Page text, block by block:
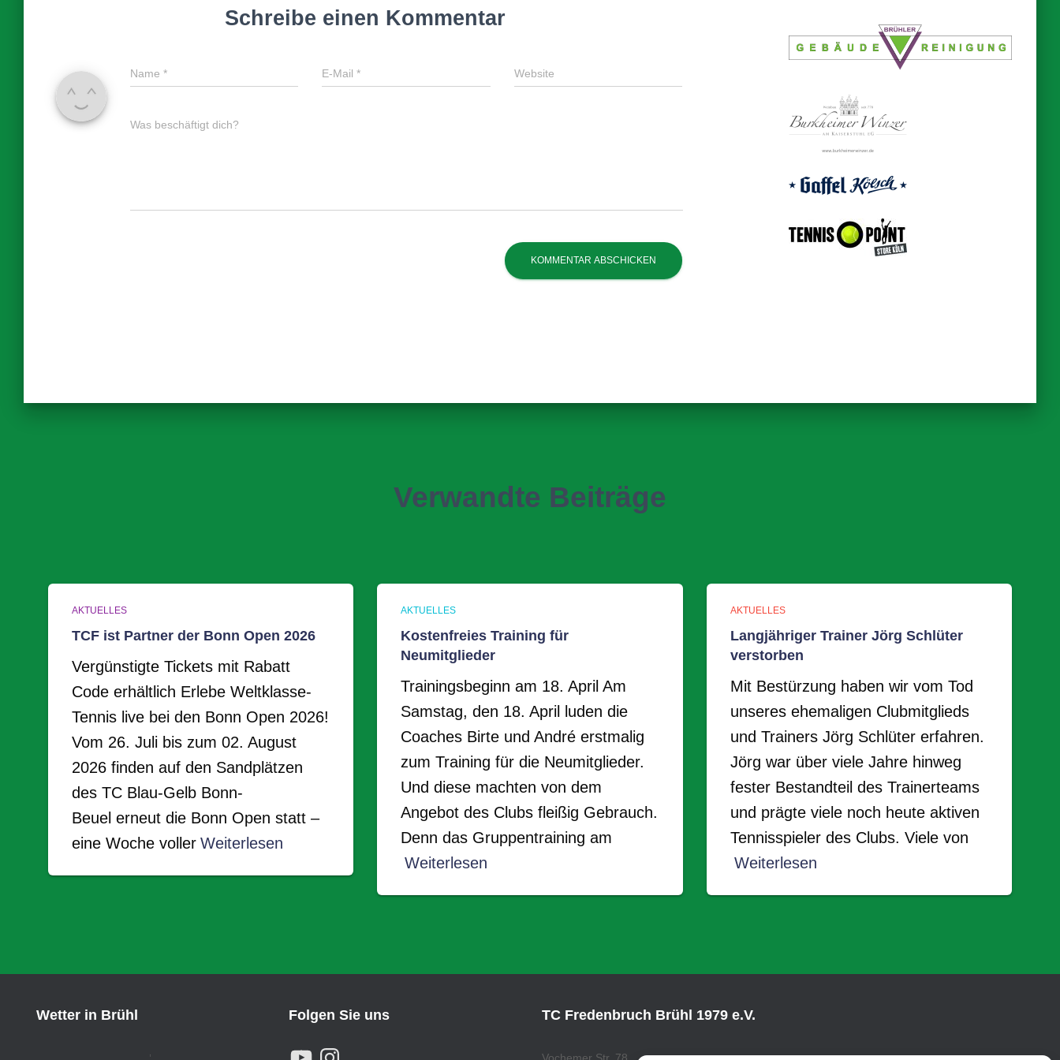
Schreibe einen Kommentar
Name * E-Mail* Website
Was beschäftigt dich?
Verwandte Beiträge
AKTUELLES
TCF ist Partner der Bonn Open 2026
Vergünstigte Tickets mit Rabatt
Code erhältlich Erlebe Weltklasse-
Tennis live bei den Bonn Open 2026!
Vom 26. Juli bis zum 02. August
2026 finden auf den Sandplätzen
des TC Blau-Gelb Bonn-
Beuel erneut die Bonn Open statt –
eine Woche voller Weiterlesen
AKTUELLES
Kostenfreies Training für
Neumitglieder
Trainingsbeginn am 18. April Am
Samstag, den 18. April luden die
Coaches Birte und André erstmalig
zum Training für die Neumitglieder.
Und diese machten von dem
Angebot des Clubs fleißig Gebrauch.
Denn das Gruppentraining am
Weiterlesen
AKTUELLES
Langjähriger Trainer Jörg Schlüter
verstorben
Mit Bestürzung haben wir vom Tod
unseres ehemaligen Clubmitglieds
und Trainers Jörg Schlüter erfahren.
Jörg war über viele Jahre hinweg
fester Bestandteil des Trainerteams
und prägte viele noch heute aktiven
Tennisspieler des Clubs. Viele von
Weiterlesen
Wetter in Brühl Folgen Sie uns
Y
TC Fredenbruch Brühl 1979 e.V.